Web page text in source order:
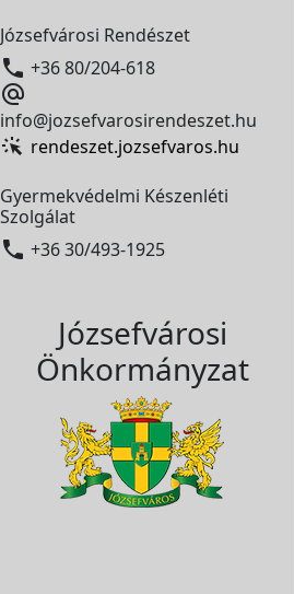
Józsefvárosi Rendészet
 +36 80/204-618

info@jozsefvarosirendeszet.hu
rendeszet.jozsefvaros.hu
Gyermekvédelmi Készenléti
Szolgálat
 +36 30/493-1925
Józsefvárosi
Önkormányzat